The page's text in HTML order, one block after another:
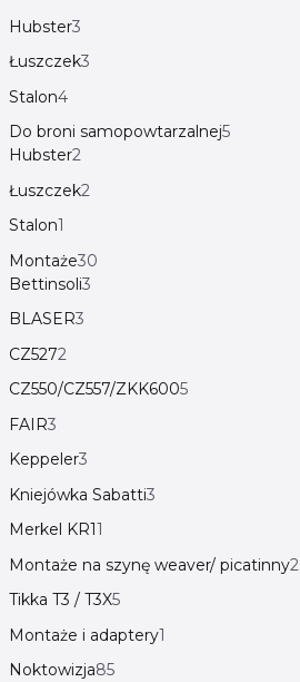
Hubster3
Łuszczek3
Stalon4
Do broni samopowtarzalnej5
Hubster2
Łuszczek2
Stalon1
Montaże30
Bettinsoli3
BLASER3
CZ5272
CZ550/CZ557/ZKK6005
FAIR3
Keppeler3
Kniejówka Sabatti3
Merkel KR11
Montaże na szynę weaver/ picatinny2
Tikka T3 / T3X5
Montaże i adaptery1
Noktowizja85